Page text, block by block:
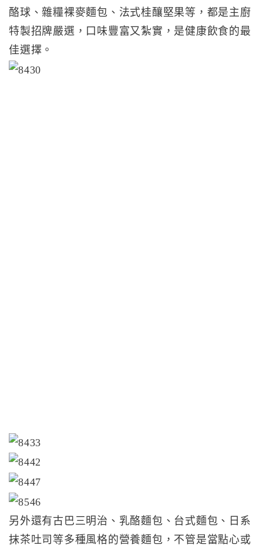
酪球、雜糧裸麥麵包、法式桂釀堅果等，都是主廚
特製招牌嚴選，口味豐富又紮實，是健康飲食的最
佳選擇。
另外還有古巴三明治、乳酪麵包、台式麵包、日系
抹茶吐司等多種風格的營養麵包，不管是當點心或